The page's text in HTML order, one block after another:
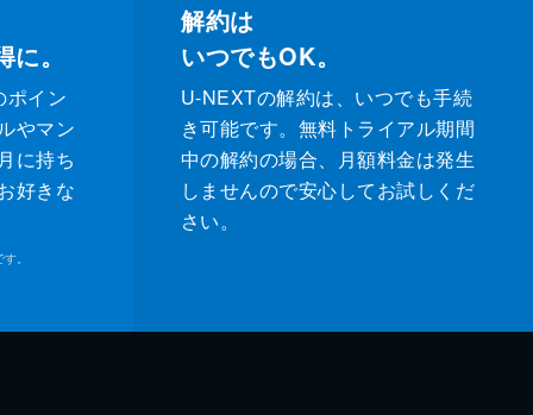
。
ポイン
やマン
に持ち
好きな
。
解約は
いつでもOK。
U-NEXTの解約は、いつでも手続
き可能です。無料トライアル期間
中の解約の場合、月額料金は発生
しませんので安心してお試しくだ
さい。